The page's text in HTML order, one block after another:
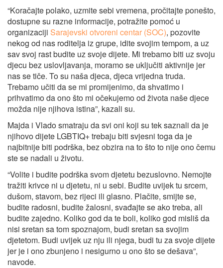
“Koračajte polako, uzmite sebi vremena, pročitajte ponešto,
dostupne su razne informacije, potražite pomoć u
organizaciji Sarajevski otvoreni centar (SOC), pozovite
nekog od nas roditelja iz grupe, idite svojim tempom, a uz
sav svoj rast budite uz svoje dijete. Mi trebamo biti uz svoju
djecu bez uslovljavanja, moramo se uključiti aktivnije jer
nas se tiče. To su naša djeca, djeca vrijedna truda.
Trebamo učiti da se mi promijenimo, da shvatimo i
prihvatimo da ono što mi očekujemo od života naše djece
možda nije njihova istina”, kazali su.
Majda i Vlado smatraju da svi oni koji su tek saznali da je
njihovo dijete LGBTIQ+ trebaju biti svjesni toga da je
najbitnije biti podrška, bez obzira na to što to nije ono čemu
ste se nadali u životu.
“Volite i budite podrška svom djetetu bezuslovno. Nemojte
tražiti krivce ni u djetetu, ni u sebi. Budite uvijek tu srcem,
dušom, stavom, bez rijeci ili glasno. Plačite, smijte se,
budite radosni, budite žalosni, svađajte se ako treba, ali
budite zajedno. Koliko god da te boli, koliko god misliš da
nisi sretan sa tom spoznajom, budi sretan sa svojim
djetetom. Budi uvijek uz nju ili njega, budi tu za svoje dijete
jer je i ono zbunjeno i nesigurno u ono što se dešava”,
navode.